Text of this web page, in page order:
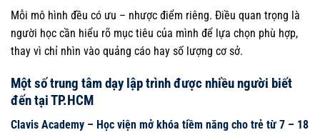
Mỗi mô hình đều có ưu – nhược điểm riêng. Điều quan trọng là
người học cần hiểu rõ mục tiêu của mình để lựa chọn phù hợp,
thay vì chỉ nhìn vào quảng cáo hay số lượng cơ sở.
Một số trung tâm dạy lập trình được nhiều người biết
đến tại TP.HCM
Clavis Academy – Học viện mở khóa tiềm năng cho trẻ từ 7 – 18